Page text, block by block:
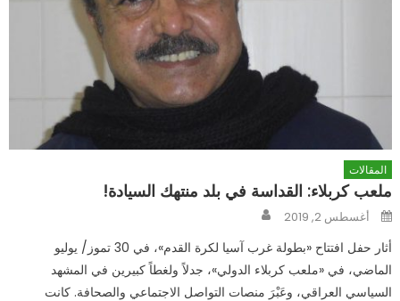
المقالات
ملعب كربلاء: القداسة في بلد منتهك السيادة!
Posted
onأغسطس 2, 2019
أثار حفل افتتاح «بطولة غرب آسيا لكرة القدم»، في 30 تموز/ يوليو
الماضي، في «ملعب كربلاء الدولي»، جدلاً ولغطاً كبيرين في المشهد
السياسي العراقي، وعَبْرَ منصات التواصل الاجتماعي والصحافة. كانت